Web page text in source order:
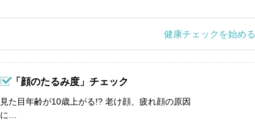
健康チェックを始める
「顔のたるみ度」チェック
見た目年齢が10歳上がる!? 老け顔、疲れ顔の原因
に…